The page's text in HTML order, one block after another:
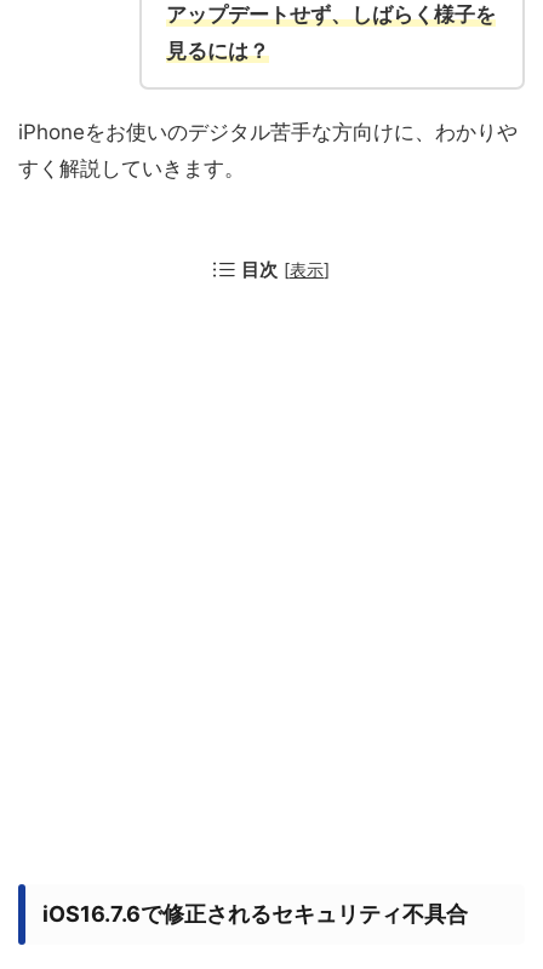
アップデートせず、しばらく様子を
見るには？
iPhoneをお使いのデジタル苦手な方向けに、わかりや
すく解説していきます。
目次 [表示]
iOS16.7.6で修正されるセキュリティ不具合